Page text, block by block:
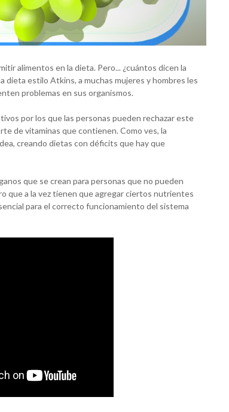
alimentos en la dieta. Pero... ¿cuántos dicen la
dieta estilo Atkins, a muchas mujeres y hombres les
problemas en sus organismos.
por los que las personas pueden rechazar este
de vitaminas que contienen. Como ves, la
creando dietas con déficits que hay que
que se crean para personas que no pueden
que a la vez tienen que agregar ciertos nutrientes
para el correcto funcionamiento del sistema